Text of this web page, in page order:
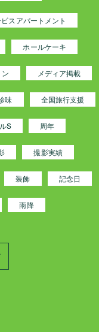
スアパートメント
ホールケーキ
メディア掲載
味 全国旅行支援
S 周年
撮影実績
装飾 記念日
雨降